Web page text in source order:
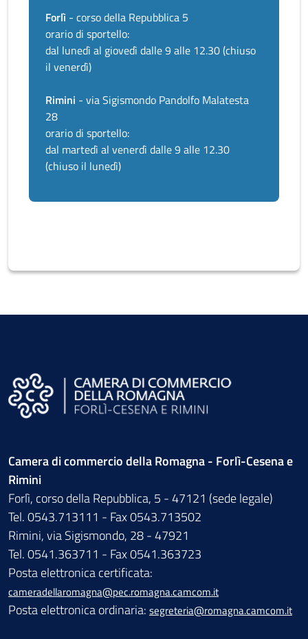
Forlì - corso della Repubblica 5
orario di sportello:
dal lunedì al giovedì dalle 9 alle 12.30 (chiuso
il venerdì)
Rimini - via Sigismondo Pandolfo Malatesta
28
orario di sportello:
dal martedì al venerdì dalle 9 alle 12.30
(chiuso il lunedì)
Camera di commercio della Romagna - Forlì-Cesena e
Rimini
Forlì, corso della Repubblica, 5 - 47121 (sede legale)
Tel. 0543.713111 - Fax 0543.713502
Rimini, via Sigismondo, 28 - 47921
Tel. 0541.363711 - Fax 0541.363723
Posta elettronica certificata:
cameradellaromagna@pec.romagna.camcom.it
Posta elettronica ordinaria: segreteria@romagna.camcom.it